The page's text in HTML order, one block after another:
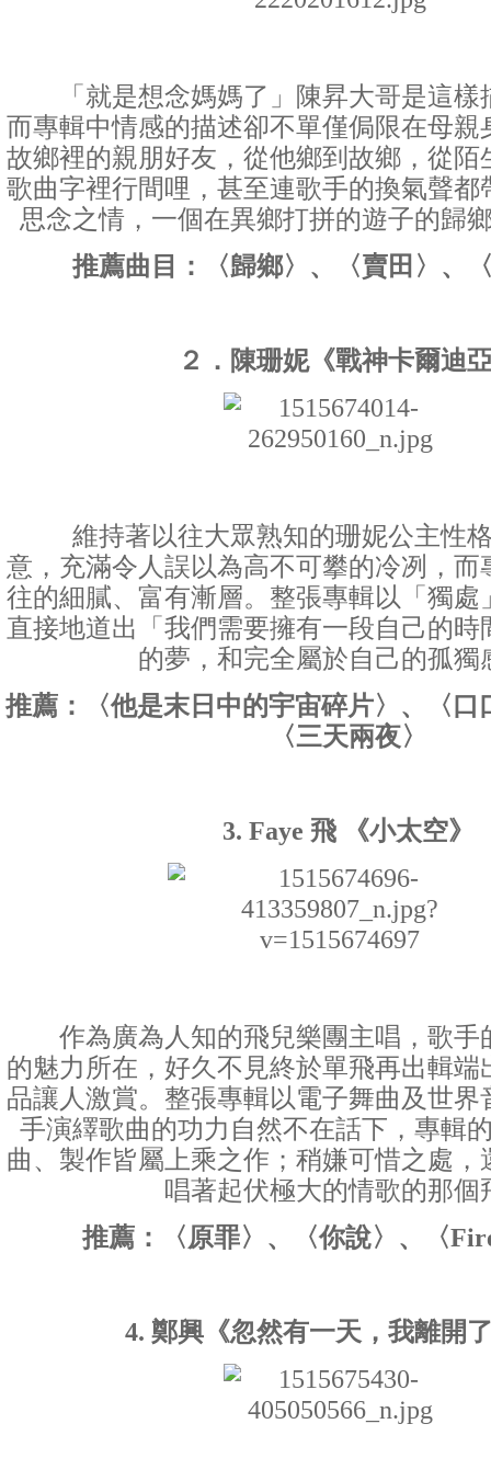
「就是想念媽媽了」陳昇大哥是這樣
而專輯中情感的描述卻不單僅侷限在母親
故鄉裡的親朋好友，從他鄉到故鄉，從陌
歌曲字裡行間哩，甚至連歌手的換氣聲都
思念之情，一個在異鄉打拼的遊子的歸
推薦曲目：〈歸鄉〉、〈賣田〉、
２．陳珊妮《戰神卡爾迪
維持著以往大眾熟知的珊妮公主性
意，充滿令人誤以為高不可攀的冷冽，而
往的細膩、富有漸層。整張專輯以「獨處
直接地道出「我們需要擁有一段自己的時
的夢，和完全屬於自己的孤獨
推薦：〈他是末日中的宇宙碎片〉、〈口
〈三天兩夜〉
3. Faye 飛 《小太空》
作為廣為人知的飛兒樂團主唱，歌手
的魅力所在，好久不見終於單飛再出輯端
品讓人激賞。整張專輯以電子舞曲及世界
手演繹歌曲的功力自然不在話下，專輯
曲、製作皆屬上乘之作；稍嫌可惜之處，
唱著起伏極大的情歌的那個
推薦：〈原罪〉、〈你說〉、〈
4. 鄭興《忽然有一天，我離開